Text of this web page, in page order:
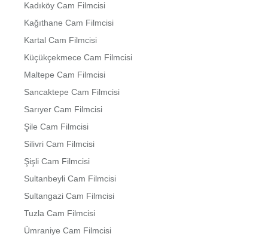
Kadıköy Cam Filmcisi
Kağıthane Cam Filmcisi
Kartal Cam Filmcisi
Küçükçekmece Cam Filmcisi
Maltepe Cam Filmcisi
Sancaktepe Cam Filmcisi
Sarıyer Cam Filmcisi
Şile Cam Filmcisi
Silivri Cam Filmcisi
Şişli Cam Filmcisi
Sultanbeyli Cam Filmcisi
Sultangazi Cam Filmcisi
Tuzla Cam Filmcisi
Ümraniye Cam Filmcisi